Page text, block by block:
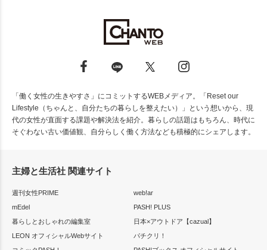
「働く女性の生きやすさ」にコミットするWEBメディア。「Reset our
Lifestyle（ちゃんと、自分たちの暮らしを整えたい）」という想いから、現
代の女性が直面する課題や解決法を紹介。暮らしの話題はもちろん、時代に
そぐわない古い価値観、自分らしく働く方法なども積極的にシェアします。
主婦と生活社 関連サイト
週刊女性PRIME
web!ar
mEdel
PASH! PLUS
暮らしとおしゃれの編集室
日本×アウトドア【cazual】
LEON オフィシャルWebサイト
パチクリ！